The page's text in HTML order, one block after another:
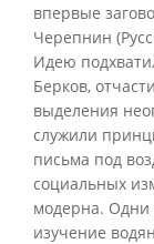
впервые
Черепнин
Идею
Берков,
выделения
служили
письма под
социальных
модерна. Одни
изучение